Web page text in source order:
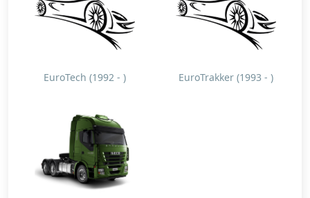
EuroTech (1992 - ) EuroTrakker (1993 - )